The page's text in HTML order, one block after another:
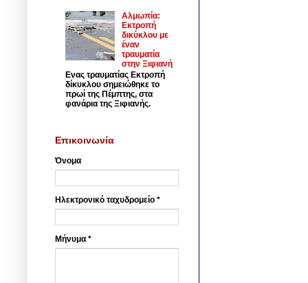
Αλμωπία:
Εκτροπή
δικύκλου με
έναν
τραυματία
στην Ξιφιανή
Ενας τραυματίας Εκτροπή
δίκυκλου σημειώθηκε το
πρωί της Πέμπτης, στα
φανάρια της Ξιφιανής.
Επικοινωνία
Όνομα
Ηλεκτρονικό ταχυδρομείο *
Μήνυμα *